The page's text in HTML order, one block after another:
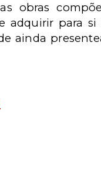
obras
adquirir para
ainda